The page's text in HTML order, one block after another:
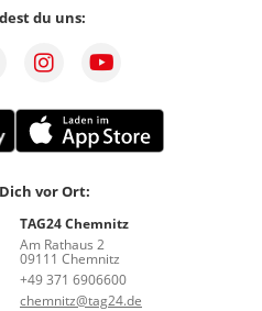
du uns:
vor Ort:
TAG24 Chemnitz
Am Rathaus 2
09111 Chemnitz
+49 371 6906600
chemnitz@tag24.de